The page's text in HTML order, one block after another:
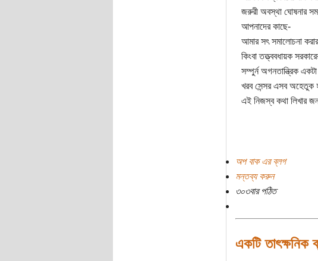
জরুরী অবস্থা ঘোষনার
আপনাদের কাছে-
আমার সৎ সমালোচনা
কিংবা তত্ত্ববধায়ক
সম্পুর্ন অগনতান্ত্রিক
খরব সেন্সর এসব অহেতুক
এই নিজস্ব কথা লিখার
অপ বাক এর ব্লগ
মন্তব্য করুন
৩০৩বার পঠিত
একটি তাৎক্ষনিক